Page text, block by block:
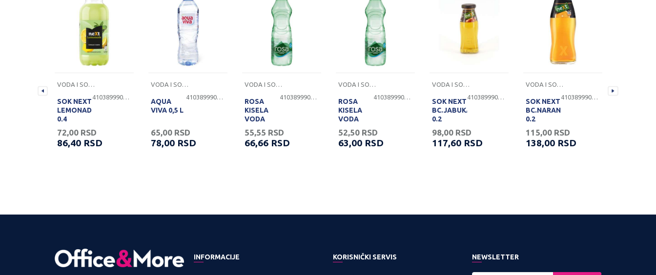
VODA I SOKOVI
4103899900155
SOK NEXT
LEMONADE
0,4
72,00 RSD
86,40 RSD
VODA I SOKOVI
4103899900034
AQUA
VIVA 0,5 L
65,00 RSD
78,00 RSD
VODA I SOKOVI
4103899900062
ROSA
KISELA
VODA
55,55 RSD
66,66 RSD
VODA I SOKOVI
4103899900061
ROSA
KISELA
VODA
52,50 RSD
63,00 RSD
VODA I SOKOVI
4103899900151
SOK NEXT
BC.JABUKA
0.2
98,00 RSD
117,60 RSD
VODA I SOKOVI
4103899900150
SOK NEXT
BC.NARANDZA
0.2
115,00 RSD
138,00 RSD
INFORMACIJE KORISNIČKI SERVIS NEWSLETTER